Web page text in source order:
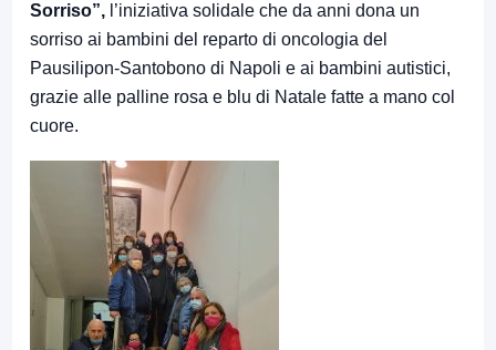
Sorriso”, l’iniziativa solidale che da anni dona un
sorriso ai bambini del reparto di oncologia del
Pausilipon-Santobono di Napoli e ai bambini autistici,
grazie alle palline rosa e blu di Natale fatte a mano col
cuore.